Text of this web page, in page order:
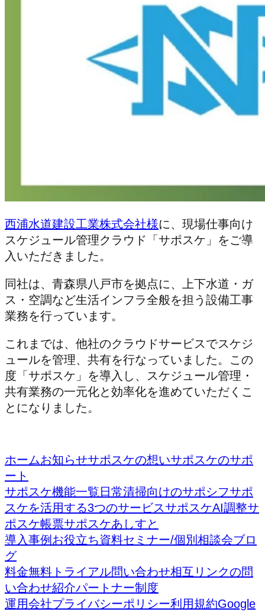
西浦水道建設工業株式会社様に、現場仕事向け
スケジュール管理クラウド「サポスケ」をご導
入いただきました。
同社は、青森県八戸市を拠点に、上下水道・ガ
ス・空調など生活インフラ全般を担う設備工事
業務を行っています。
これまでは、他社のクラウドサービスでスケジ
ュールを管理、共有を行なっていました。この
度「サポスケ」を導入し、スケジュール管理・
共有業務の一元化と効率化を進めていただくこ
とになりました。
ホームお知らせサポスケの想いサポスケのサポ
ート
サポスケ機能一覧 日常清掃向けのサポシフサポ
スケを活用する3つのサービスサポスケAI調整サ
ポスケ帳票サポスケあしすと
導入事例 お役立ち資料セミナー/個別相談会ブロ
グ
料金無料トライアル問い合わせ相互リンクの問
い合わせ紹介パートナー制度
運用会社プライバシーポリシー利用規約Google